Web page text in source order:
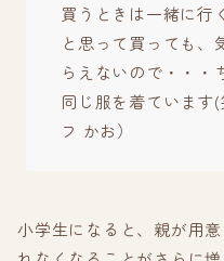
買うときは一緒に行
と思って買っても、
らえないので・・・
同じ服を着ていま
フ かお）
小学生になると、親が用